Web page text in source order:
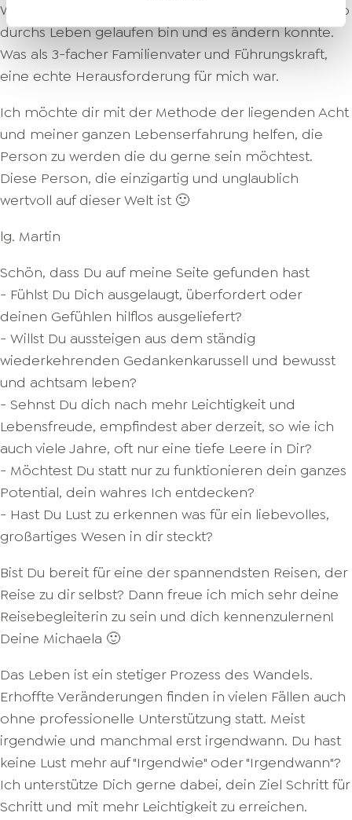
Warum ich das weiß? Weil ich eine sehr lange Zeit so
durchs Leben gelaufen bin und es ändern konnte.
Was als 3-facher Familienvater und Führungskraft,
eine echte Herausforderung für mich war.
Ich möchte dir mit der Methode der liegenden Acht
und meiner ganzen Lebenserfahrung helfen, die
Person zu werden die du gerne sein möchtest.
Diese Person, die einzigartig und unglaublich
wertvoll auf dieser Welt ist 🙂
lg. Martin
Schön, dass Du auf meine Seite gefunden hast
- Fühlst Du Dich ausgelaugt, überfordert oder
deinen Gefühlen hilflos ausgeliefert?
- Willst Du aussteigen aus dem ständig
wiederkehrenden Gedankenkarussell und bewusst
und achtsam leben?
- Sehnst Du dich nach mehr Leichtigkeit und
Lebensfreude, empfindest aber derzeit, so wie ich
auch viele Jahre, oft nur eine tiefe Leere in Dir?
- Möchtest Du statt nur zu funktionieren dein ganzes
Potential, dein wahres Ich entdecken?
- Hast Du Lust zu erkennen was für ein liebevolles,
großartiges Wesen in dir steckt?
Bist Du bereit für eine der spannendsten Reisen, der
Reise zu dir selbst? Dann freue ich mich sehr deine
Reisebegleiterin zu sein und dich kennenzulernen!
Deine Michaela 🙂
Das Leben ist ein stetiger Prozess des Wandels.
Erhoffte Veränderungen finden in vielen Fällen auch
ohne professionelle Unterstützung statt. Meist
irgendwie und manchmal erst irgendwann. Du hast
keine Lust mehr auf "Irgendwie" oder "Irgendwann"?
Ich unterstütze Dich gerne dabei, dein Ziel Schritt für
Schritt und mit mehr Leichtigkeit zu erreichen.